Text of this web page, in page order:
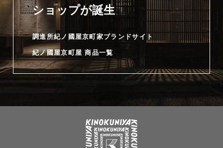
ショップが誕生
調進所紀ノ國屋京町家ブランドサイト
紀ノ國屋京町屋 商品一覧